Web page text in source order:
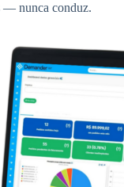
— nunca conduz.